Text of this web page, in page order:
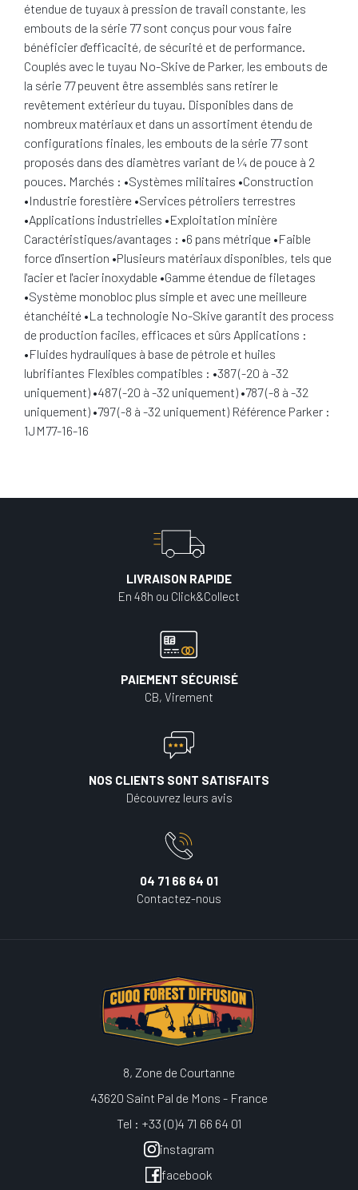
étendue de tuyaux à pression de travail constante, les
embouts de la série 77 sont conçus pour vous faire
bénéficier d'efficacité, de sécurité et de performance.
Couplés avec le tuyau No-Skive de Parker, les embouts de
la série 77 peuvent être assemblés sans retirer le
revêtement extérieur du tuyau. Disponibles dans de
nombreux matériaux et dans un assortiment étendu de
configurations finales, les embouts de la série 77 sont
proposés dans des diamètres variant de ¼ de pouce à 2
pouces. Marchés : •Systèmes militaires •Construction
•Industrie forestière •Services pétroliers terrestres
•Applications industrielles •Exploitation minière
Caractéristiques/avantages : •6 pans métrique •Faible
force d'insertion •Plusieurs matériaux disponibles, tels que
l'acier et l'acier inoxydable •Gamme étendue de filetages
•Système monobloc plus simple et avec une meilleure
étanchéité •La technologie No-Skive garantit des process
de production faciles, efficaces et sûrs Applications :
•Fluides hydrauliques à base de pétrole et huiles
lubrifiantes Flexibles compatibles : •387 (-20 à -32
uniquement) •487 (-20 à -32 uniquement) •787 (-8 à -32
uniquement) •797 (-8 à -32 uniquement) Référence Parker :
1JM77-16-16
LIVRAISON RAPIDE
En 48h ou Click&Collect
PAIEMENT SÉCURISÉ
CB, Virement
NOS CLIENTS SONT SATISFAITS
Découvrez leurs avis
04 71 66 64 01
Contactez-nous
8, Zone de Courtanne
43620 Saint Pal de Mons - France
Tel : +33 (0)4 71 66 64 01
instagram
facebook